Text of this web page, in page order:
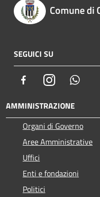
Comune di
SEGUICI SU
FacebookInstagram
AMMINISTRAZIONE
Organi di Governo
Aree Amministrative
Uffici
Enti e fondazioni
Politici